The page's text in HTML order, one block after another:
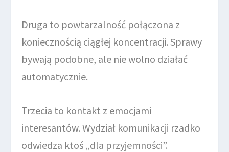
Druga to powtarzalność połączona z
koniecznością ciągłej koncentracji. Sprawy
bywają podobne, ale nie wolno działać
automatycznie.
Trzecia to kontakt z emocjami
interesantów. Wydział komunikacji rzadko
odwiedza ktoś „dla przyjemności”.